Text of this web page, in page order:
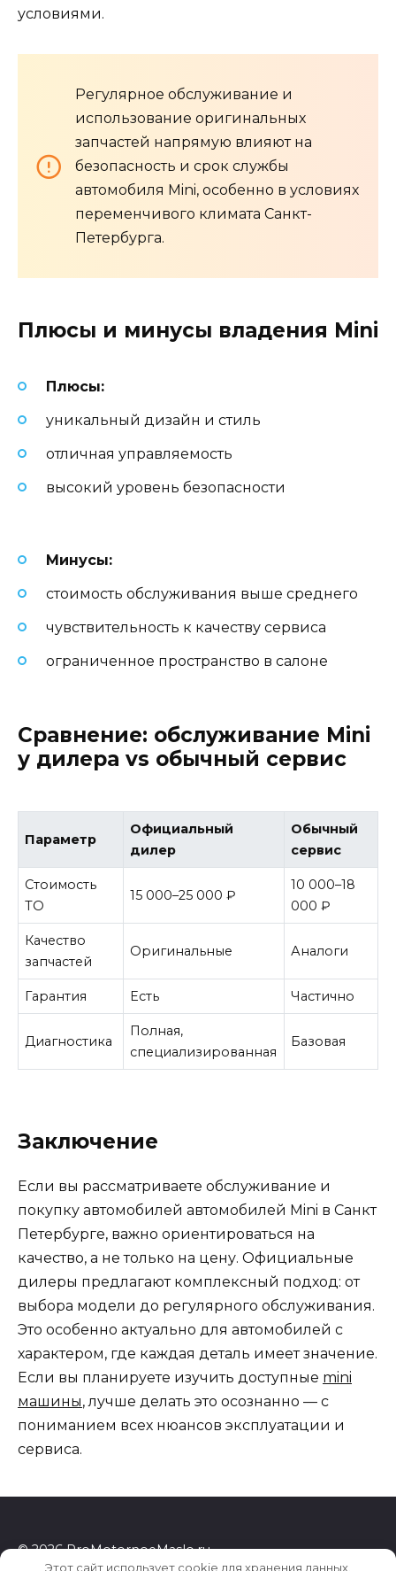
условиями.
Регулярное обслуживание и
использование оригинальных
запчастей напрямую влияют на
безопасность и срок службы
автомобиля Mini, особенно в условиях
переменчивого климата Санкт-
Петербурга.
Плюсы и минусы владения Mini
Плюсы:
уникальный дизайн и стиль
отличная управляемость
высокий уровень безопасности
Минусы:
стоимость обслуживания выше среднего
чувствительность к качеству сервиса
ограниченное пространство в салоне
Сравнение: обслуживание Mini
у дилера vs обычный сервис
Параметр
Официальный
дилер
Обычный
сервис
Стоимость
ТО
15 000–25 000 ₽
10 000–18
000 ₽
Качество
запчастей
Оригинальные Аналоги
Гарантия Есть Частично
Диагностика
Полная,
специализированная
Базовая
Заключение
Если вы рассматриваете обслуживание и
покупку автомобилей автомобилей Mini в Санкт
Петербурге, важно ориентироваться на
качество, а не только на цену. Официальные
дилеры предлагают комплексный подход: от
выбора модели до регулярного обслуживания.
Это особенно актуально для автомобилей с
характером, где каждая деталь имеет значение.
Если вы планируете изучить доступные mini
машины, лучше делать это осознанно — с
пониманием всех нюансов эксплуатации и
сервиса.
© 2026 ProMotornoeMaslo.ru
Этот сайт использует cookie для хранения данных.